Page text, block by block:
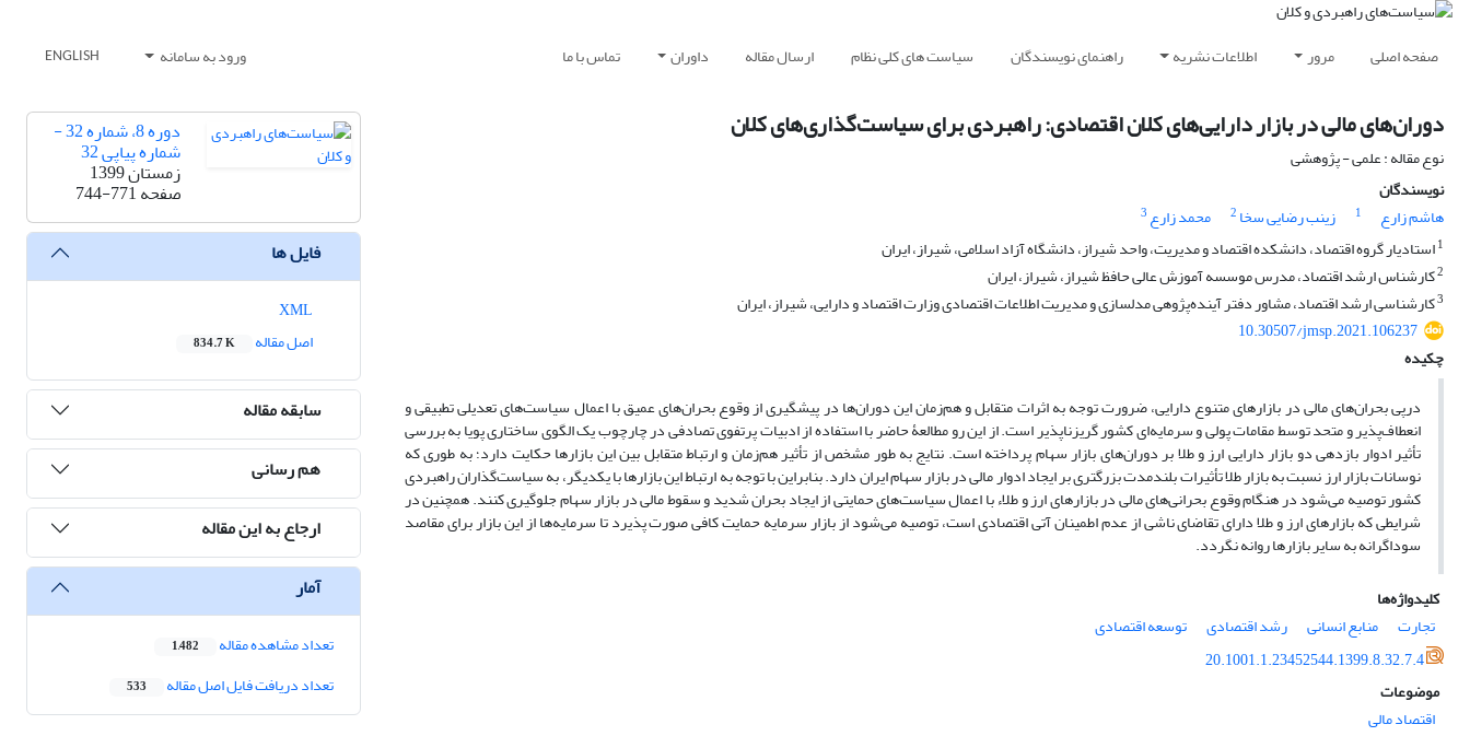
صفحه اصلی مرور اطلاعات نشریه راهنمای نویسندگان سیاست های کلی نظام ارسال مقاله داوران تماس با ما ورود به سامانه ENGLISH
دوران‌های مالی ‌در بازار دارایی‌های کلان اقتصادی: راهبردی برای سیاستگذاریهای کلان
نوع مقاله : علمی - پژوهشی
نویسندگان
هاشم زارع
1 زینب رضایی سخا 2 محمد زارع 3
1استادیار گروه اقتصاد، دانشکده اقتصاد و مدیریت، واحد شیراز، دانشگاه آزاد اسلامی، شیراز، ایران
2کارشناس ارشد اقتصاد، مدرس موسسه آموزش عالی حافظ شیراز، شیراز، ایران
3کارشناسی ارشد اقتصاد، مشاور دفتر آینده‌پژوهی مدلسازی و مدیریت اطلاعات اقتصادی وزارت اقتصاد و دارایی، شیراز، ایران
10.30507/jmsp.2021.106237
چکیده
درپی بحران‌های مالی در بازارهای متنوع دارایی، ضرورت توجه به اثرات متقابل و هم‌زمان این دوران‌ها در پیشگیری از وقوع بحران‌های عمیق با اعمال سیاست‌های تعدیلی تطبیقی و
انعطاف‌پذیر و متحد توسط مقامات پولی و سرمایه‌ای کشور گریزناپذیر است. از این رو مطالعۀ حاضر با استفاده از ادبیات پرتفوی تصادفی در چارچوب یک الگوی ساختاری پویا به بررسی
تأثیر ادوار بازدهی دو بازار دارایی ارز و طلا بر دوران‌های بازار سهام پرداخته است. نتایج به طور مشخص از تأثیر هم‌زمان و ارتباط متقابل بین این بازارها حکایت دارد؛ به طوری که
نوسانات بازار ارز نسبت به بازار طلا تأثیرات بلندمدت بزرگتری بر ایجاد ادوار مالی در بازار سهام ایران دارد. بنابراین با توجه به ارتباط این بازارها با یکدیگر، به سیاست‌گذاران راهبردی
کشور توصیه می‌شود در هنگام وقوع بحرانی‌های مالی در بازارهای ارز و طلاء با اعمال سیاست‌های حمایتی از ایجاد بحران شدید و سقوط مالی در بازار سهام جلوگیری کنند. همچنین در
شرایطی که بازارهای ارز و طلا دارای تقاضای ناشی از عدم اطمینان آتی اقتصادی است، توصیه می‌شود از بازار سرمایه حمایت کافی صورت پذیرد تا سرمایه‌ها از این بازار برای مقاصد
سوداگرانه به سایر بازارها روانه نگردد.
کلیدواژه‌ها
تجارت
منابع انسانی رشد اقتصادی
توسعه اقتصادی
20.1001.1.23452544.1399.8.32.7.4
موضوعات
اقتصاد مالی
دوره 8، شماره 32 -
شماره پیاپی 32
زمستان 1399
صفحه744-771
فایل ها
اصل مقاله
834.7 K
سابقه مقاله
هم رسانی
ارجاع به این مقاله
آمار
تعداد مشاهده مقاله 1,482
تعداد دریافت فایل اصل مقاله 533